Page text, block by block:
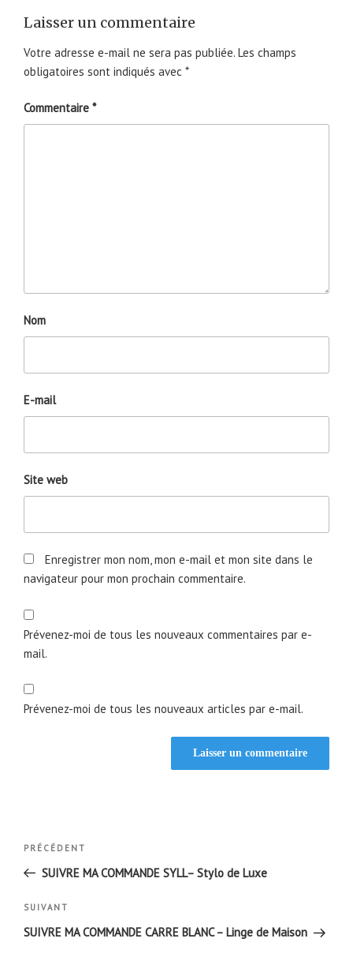
Laisser un commentaire
Votre adresse e-mail ne sera pas publiée. Les champs
obligatoires sont indiqués avec *
Commentaire *
Nom
E-mail
Site web
Enregistrer mon nom, mon e-mail et mon site dans le
navigateur pour mon prochain commentaire.
Prévenez-moi de tous les nouveaux commentaires par e-
mail.
Prévenez-moi de tous les nouveaux articles par e-mail.
Navigation
l’article
Article
précédent
PRÉCÉDENT
SUIVRE MA COMMANDE SYLL– Stylo de Luxe
Article
suivant
SUIVANT
SUIVRE MA COMMANDE CARRE BLANC – Linge de Maison